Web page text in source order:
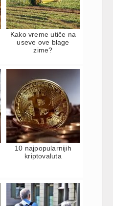
Kako vreme utiče na
useve ove blage
zime?
10 najpopularnijih
kriptovaluta